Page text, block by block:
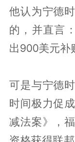
他认为宁德
的，并直言
出900美元补
可是与宁德
时间极力促
减法案》，